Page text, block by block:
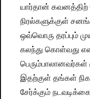
யார்தான் கவனத்திற்
நிரல்களுக்குள்
ஒவ்வொரு தரப்பும்
கலந்து கொள்வது
இதற்குள் தங்கள்
சேர்க்கும்